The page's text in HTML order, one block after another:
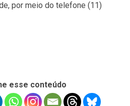
por meio do telefone (11)
esse conteúdo